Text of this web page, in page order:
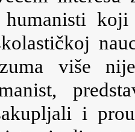
koji
više
i